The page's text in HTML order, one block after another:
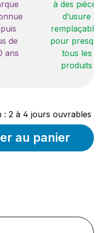
de
ans
à des pièces
d’usure
remplaçables
pour
tous les
produits
: 2 à 4 jours ouvrables
au panier